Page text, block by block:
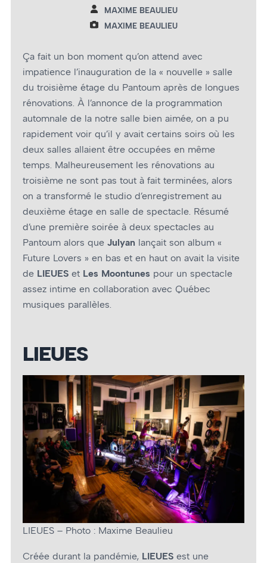
MAXIME BEAULIEU
MAXIME BEAULIEU
Ça fait un bon moment qu’on attend avec
impatience l’inauguration de la « nouvelle » salle
du troisième étage du Pantoum après de longues
rénovations. À l’annonce de la programmation
automnale de la notre salle bien aimée, on a pu
rapidement voir qu’il y avait certains soirs où les
deux salles allaient être occupées en même
temps. Malheureusement les rénovations au
troisième ne sont pas tout à fait terminées, alors
on a transformé le studio d’enregistrement au
deuxième étage en salle de spectacle. Résumé
d’une première soirée à deux spectacles au
Pantoum alors que Julyan lançait son album «
Future Lovers » en bas et en haut on avait la visite
de LIEUES et Les Moontunes pour un spectacle
assez intime en collaboration avec Québec
musiques parallèles.
LIEUES
LIEUES – Photo : Maxime Beaulieu
Créée durant la pandémie, LIEUES est une